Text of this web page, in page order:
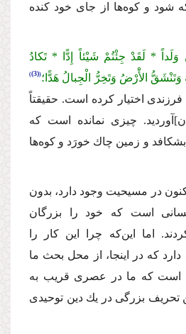
شود و كوه‌ها از جاى خود كنده
وَلَداً * لَقَدْ جِئْتُمْ شَیْئاً إِدًّا * تَكادُ
الأَْرْضُ وَتَخِرُّ الْجِبالُ هَدًّا؛ (3)
اختیار كرده است. حقیقتاً
] آوردید. چیزى نمانده است كه
بشكافد و زمین چاك خورَد و كوه‌ها
اكنون در مسیحیت وجود دارد، بدون
است كه خود را بزرگان
اما این‌كه چرا این كار را
كه در اینجا، از محل بحث ما
است كه ما در عصرى قریب به
تحریف بزرگى در یك دین توحیدى